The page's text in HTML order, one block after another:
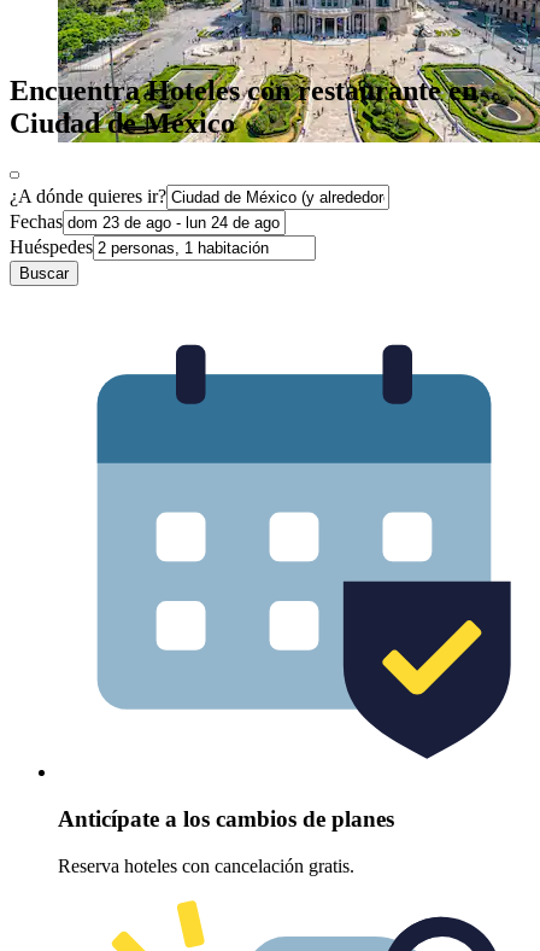
Encuentra Hoteles con restaurante en
Ciudad de México
¿A dónde quieres ir?
Fechas
Huéspedes
Buscar
Anticípate a los cambios de planes
Reserva hoteles con cancelación gratis.